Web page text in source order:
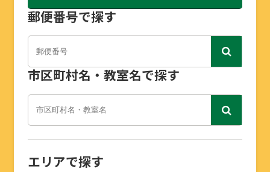
郵便番号で探す
市区町村名・教室名で探す
エリアで探す